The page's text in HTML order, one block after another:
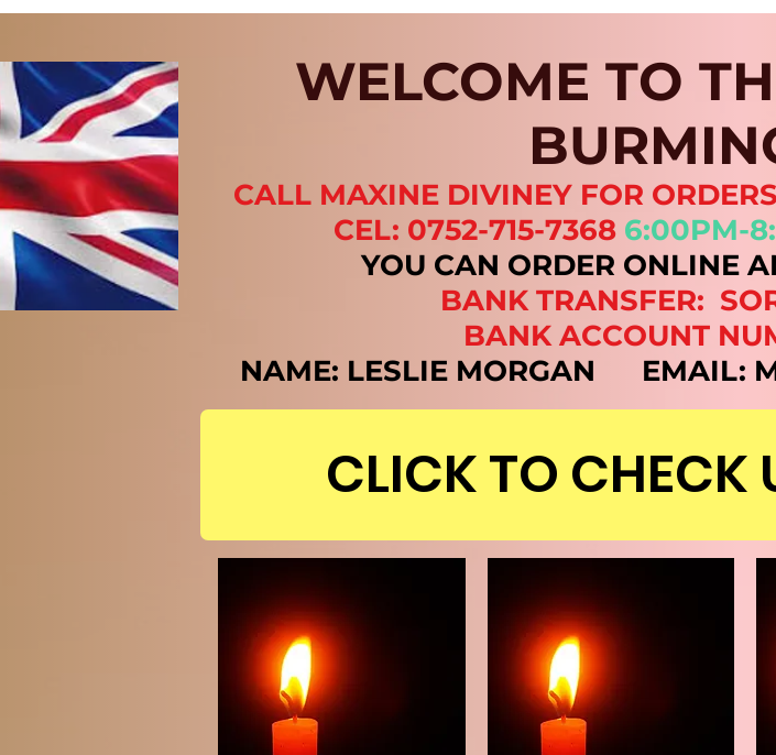
WELCOME TO
CALL MAXINE DIVINEY FOR
CEL: 0752-715-7368 6:00PM-
YOU CAN ORDER ONLINE
BANK TRANSFER:
BANK ACCOUNT
NAME: LESLIE MORGAN EMAIL:
CLICK TO CHECK